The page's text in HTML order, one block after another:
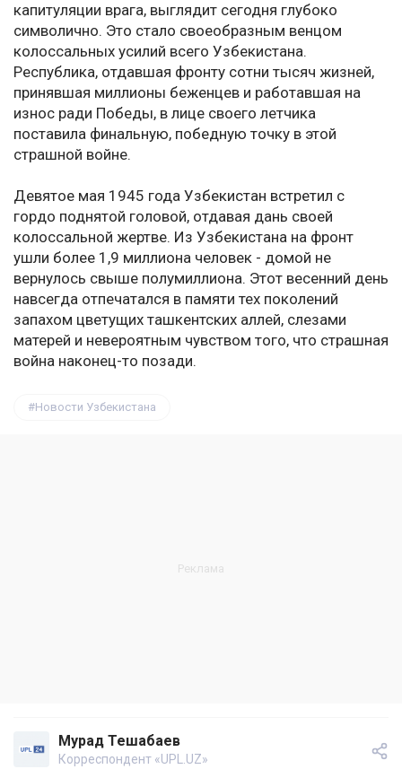
капитуляции врага, выглядит сегодня глубоко
символично. Это стало своеобразным венцом
колоссальных усилий всего Узбекистана.
Республика, отдавшая фронту сотни тысяч жизней,
принявшая миллионы беженцев и работавшая на
износ ради Победы, в лице своего летчика
поставила финальную, победную точку в этой
страшной войне.
Девятое мая 1945 года Узбекистан встретил с
гордо поднятой головой, отдавая дань своей
колоссальной жертве. Из Узбекистана на фронт
ушли более 1,9 миллиона человек - домой не
вернулось свыше полумиллиона. Этот весенний день
навсегда отпечатался в памяти тех поколений
запахом цветущих ташкентских аллей, слезами
матерей и невероятным чувством того, что страшная
война наконец-то позади.
Новости Узбекистана
Мурад Тешабаев
Корреспондент «UPL.UZ»